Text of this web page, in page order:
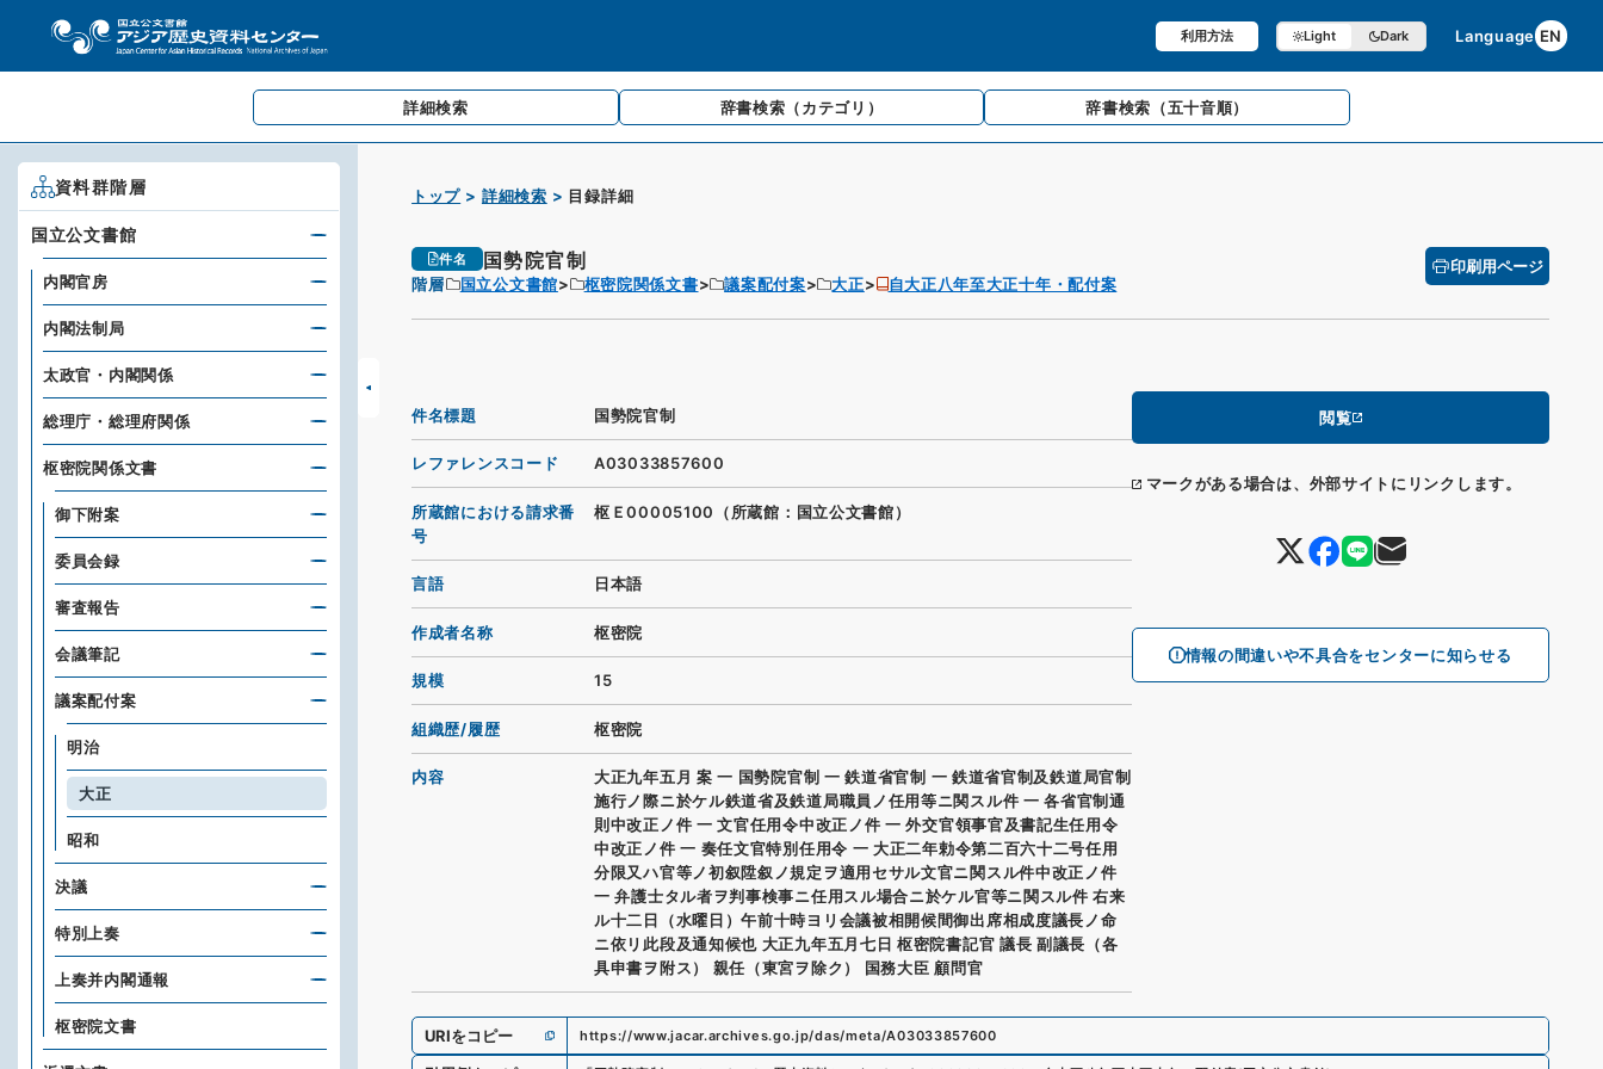
利用方法 Light Dark Language EN
詳細検索 辞書検索 （カテゴリ） 辞書検索 （五十音順）
トップ 詳細検索 目録詳細
件名 国勢院官制
階層 国立公文書館 枢密院関係文書 議案配付案 大正 自大正八年至大正十年・配付案
印刷用ページ
閲覧
マークがある場合は、外部サイトにリンクします。
情報の間違いや不具合をセンターに知らせる
件名標題 国勢院官制
レファレンスコード A03033857600
所蔵館における請求番
号
枢Ｅ00005100（所蔵館：国立公文書館）
言語 日本語
作成者名称 枢密院
規模 15
組織歴/履歴 枢密院
内容
大正九年五月 案 一 国勢院官制 一 鉄道省官制 一 鉄道省官制及鉄道局官制
施行ノ際ニ於ケル鉄道省及鉄道局職員ノ任用等ニ関スル件 一 各省官制通
則中改正ノ件 一 文官任用令中改正ノ件 一 外交官領事官及書記生任用令
中改正ノ件 一 奏任文官特別任用令 一 大正二年勅令第二百六十二号任用
分限又ハ官等ノ初叙陞叙ノ規定ヲ適用セサル文官ニ関スル件中改正ノ件
一 弁護士タル者ヲ判事検事ニ任用スル場合ニ於ケル官等ニ関スル件 右来
ル十二日（水曜日）午前十時ヨリ会議被相開候間御出席相成度議長ノ命
ニ依リ此段及通知候也 大正九年五月七日 枢密院書記官 議長 副議長（各
具申書ヲ附ス） 親任（東宮ヲ除ク） 国務大臣 顧問官
URIをコピー https://www.jacar.archives.go.jp/das/meta/A03033857600
資料群階層
国立公文書館
内閣官房
内閣法制局
太政官・内閣関係
総理庁・総理府関係
枢密院関係文書
御下附案
委員会録
審査報告
会議筆記
議案配付案
明治
大正
昭和
決議
特別上奏
上奏并内閣通報
枢密院文書